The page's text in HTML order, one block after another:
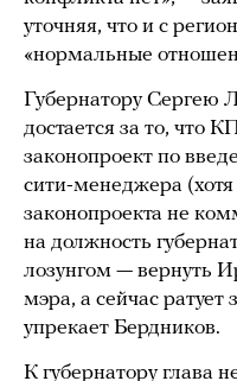
уточняя, что и с
«нормальные
Губернатору Сергею
достается за то, что
законопроект по
сити-менеджера (хотя
законопроекта не
на должность
лозунгом — вернуть
мэра, а сейчас
упрекает Бердников.
К губернатору глава